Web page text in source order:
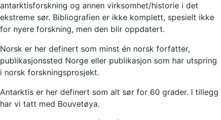
antarktisforskning og annen virksomhet/historie i det
ekstreme sør. Bibliografien er ikke komplett, spesielt ikke
for nyere forskning, men den blir oppdatert.
Norsk er her definert som minst én norsk forfatter,
publikasjonssted Norge eller publikasjon som har utspring
i norsk forskningsprosjekt.
Antarktis er her definert som alt sør for 60 grader. I tillegg
har vi tatt med Bouvetøya.